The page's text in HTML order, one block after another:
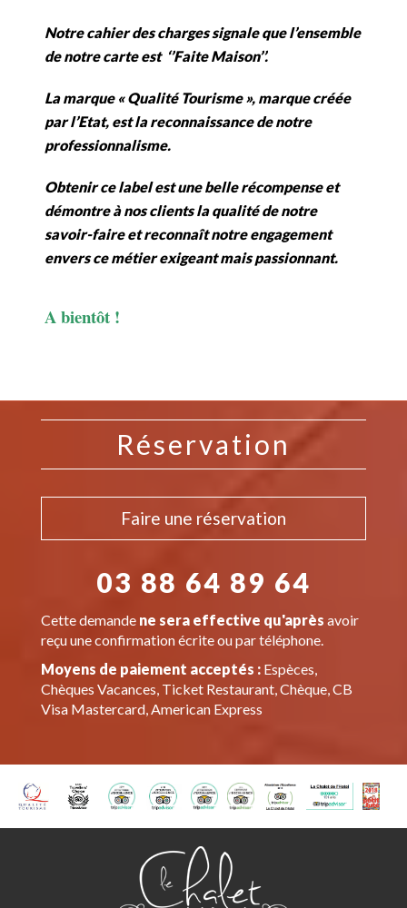
Notre cahier des charges signale que l’ensemble
de notre carte est ‘’Faite Maison’’.
La marque « Qualité Tourisme », marque créée
par l’Etat, est la reconnaissance de notre
professionnalisme.
Obtenir ce label est une belle récompense et
démontre à nos clients la qualité de notre
savoir-faire et reconnaît notre engagement
envers ce métier exigeant mais passionnant.
A bientôt !
Réservation
Faire une réservation
03 88 64 89 64
Cette demande ne sera effective qu'après avoir
reçu une confirmation écrite ou par téléphone.
Moyens de paiement acceptés :Espèces,
Chèques Vacances, Ticket Restaurant, Chèque, CB
Visa Mastercard, American Express